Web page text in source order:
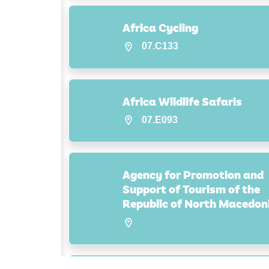
Africa Cycling
07.C133
Africa Wildlife Safaris
07.E093
Agency for Promotion and
Support of Tourism of the
Republic of North